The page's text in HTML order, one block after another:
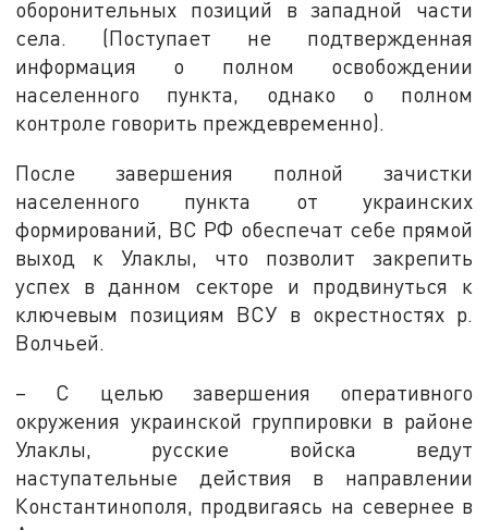
оборонительных позиций в западной части
села. (Поступает не подтвержденная
информация о полном освобождении
населенного пункта, однако о полном
контроле говорить преждевременно).
После завершения полной зачистки
населенного пункта от украинских
формирований, ВС РФ обеспечат себе прямой
выход к Улаклы, что позволит закрепить
успех в данном секторе и продвинуться к
ключевым позициям ВСУ в окрестностях р.
Волчьей.
– С целью завершения оперативного
окружения украинской группировки в районе
Улаклы, русские войска ведут
наступательные действия в направлении
Константинополя, продвигаясь на севернее в